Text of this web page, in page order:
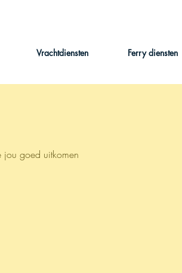
Vrachtdiensten Ferry diensten
goed uitkomen